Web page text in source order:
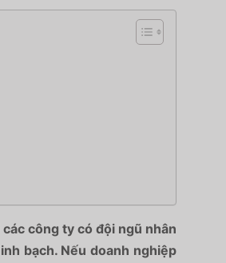
công ty có đội ngũ nhân
bạch. Nếu doanh nghiệp